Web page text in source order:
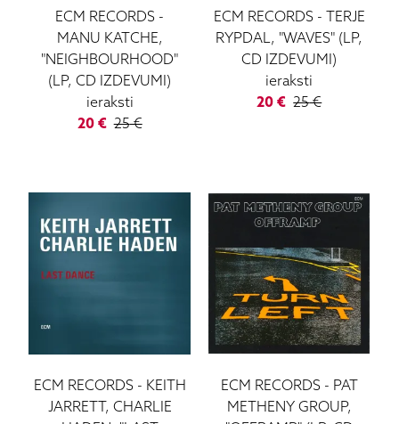
ECM RECORDS -
MANU KATCHE,
"NEIGHBOURHOOD"
(LP, CD IZDEVUMI)
ieraksti
20€ 25€
ECM RECORDS - TERJE
RYPDAL, "WAVES" (LP,
CD IZDEVUMI)
ieraksti
20 € 25€
ECM RECORDS - KEITH
JARRETT, CHARLIE
ECM RECORDS - PAT
METHENY GROUP,